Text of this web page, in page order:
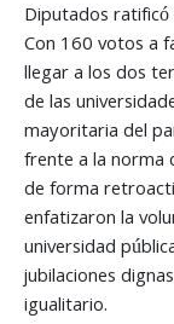
Diputados
Con 160 votos a
llegar a los dos
de las
mayoritaria del
frente a la norma
de forma
enfatizaron la
universidad
jubilaciones
igualitario.